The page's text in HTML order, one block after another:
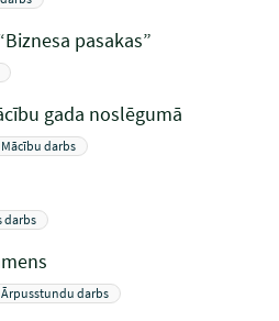
pasakas”
gada noslēgumā
Mācību darbs
darbs
Ārpusstundu darbs